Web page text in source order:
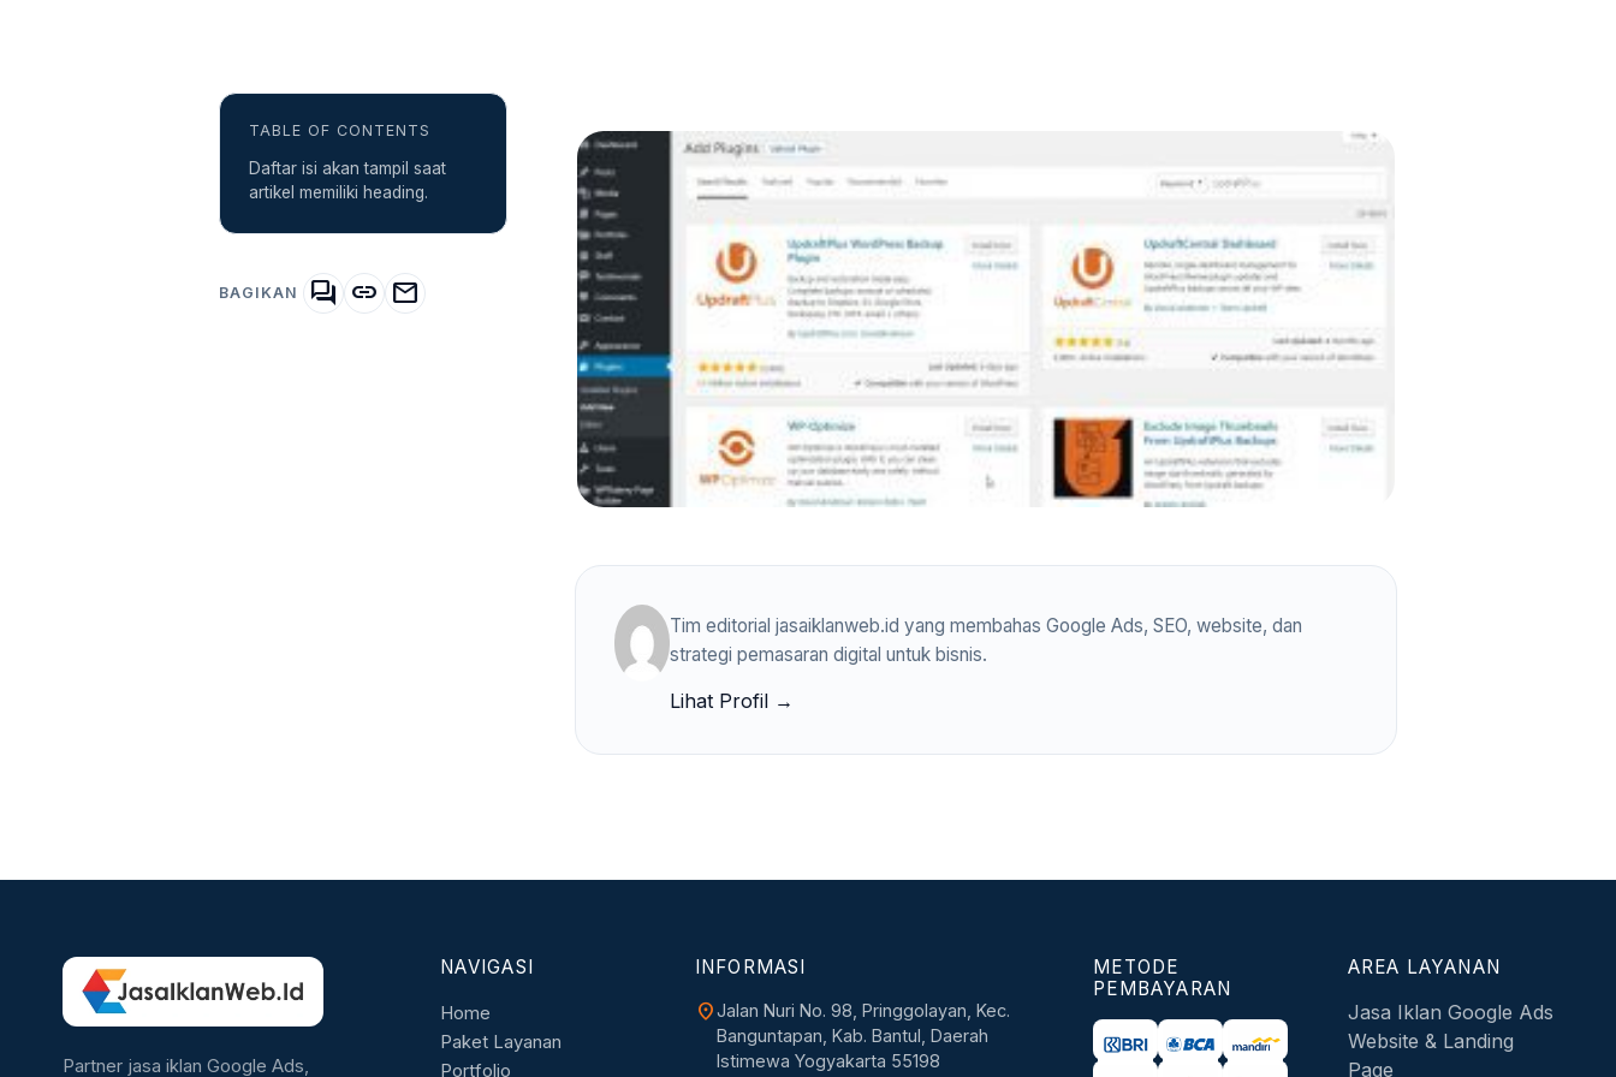
TABLE OF CONTENTS
Daftar isi akan tampil saat
artikel memiliki heading.
BAGIKAN forum link mail
Tim editorial jasaiklanweb.id yang membahas Google Ads, SEO, website, dan
strategi pemasaran digital untuk bisnis.
Lihat Profil →
Partner jasa iklan Google Ads,
NAVIGASI
Home
Paket Layanan
Portfolio
INFORMASI
location_onJalan Nuri No. 98, Pringgolayan, Kec.
Banguntapan, Kab. Bantul, Daerah
Istimewa Yogyakarta 55198
METODE
PEMBAYARAN
AREA LAYANAN
Jasa Iklan Google Ads
Website & Landing
Page